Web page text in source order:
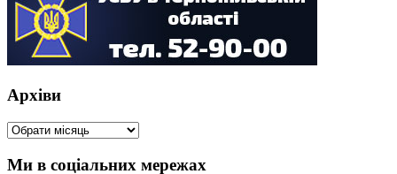
Архіви
Архіви
Ми в соціальних мережах